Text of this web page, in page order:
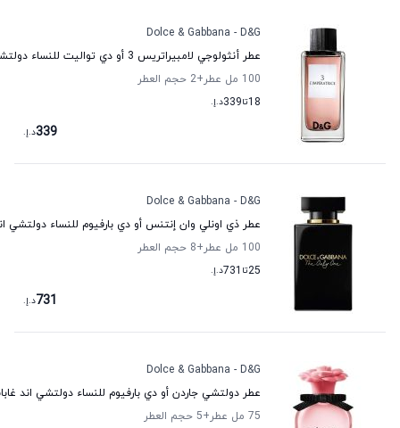
Dolce & Gabbana - D&G
عطر أنثولوجي لامبيراتريس 3 أو دي تواليت للنساء دولتشي اند غابانا
100 مل عطر
+2
حجم العطر
18تا339د.إ.
339د.إ.
Dolce & Gabbana - D&G
عطر ذي اونلي وان إنتنس أو دي بارفيوم للنساء دولتشي
100 مل عطر
+8
حجم العطر
25تا 731د.إ.
731د.إ.
Dolce & Gabbana - D&G
عطر دولتشي جاردن أو دي بارفيوم للنساء دولتشي اند
75 مل عطر
+5
حجم العطر